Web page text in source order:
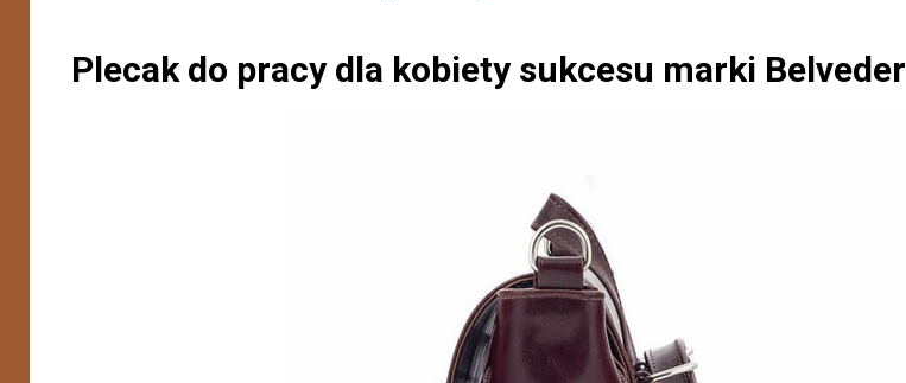
Plecak do pracy dla kobiety sukcesu marki Belveder